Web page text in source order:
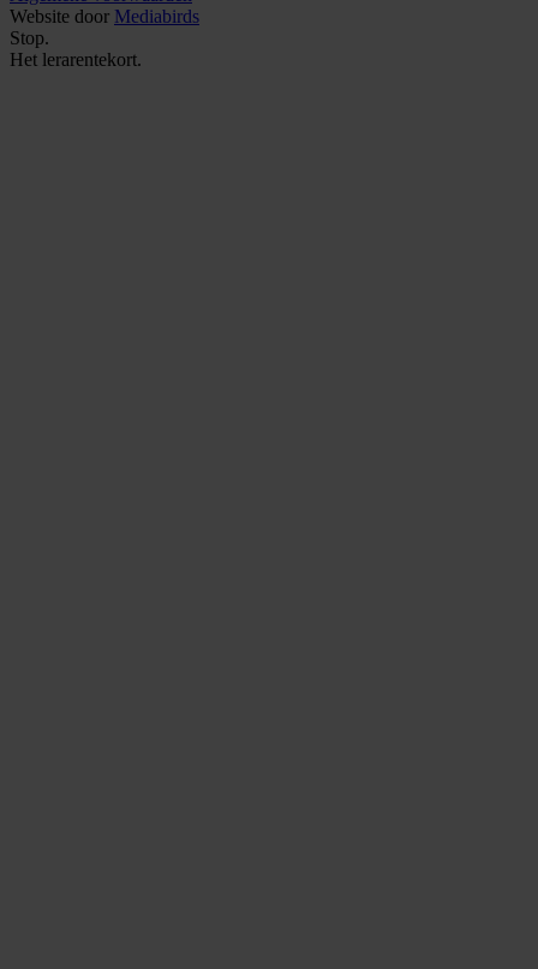
Website door Mediabirds
Stop.
Het lerarentekort.